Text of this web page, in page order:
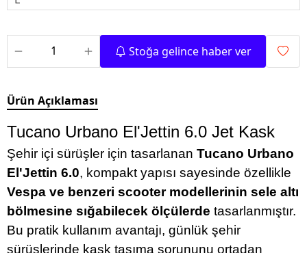
Stoğa gelince haber ver
Ürün Açıklaması
Tucano Urbano El'Jettin 6.0 Jet Kask
Şehir içi sürüşler için tasarlanan Tucano Urbano
El'Jettin 6.0, kompakt yapısı sayesinde özellikle
Vespa ve benzeri scooter modellerinin sele altı
bölmesine sığabilecek ölçülerde tasarlanmıştır.
Bu pratik kullanım avantajı, günlük şehir
sürüşlerinde kask taşıma sorununu ortadan